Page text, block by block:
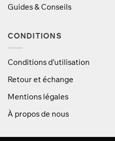
Guides & Conseils
CONDITIONS
Conditions d’utilisation
Retour et échange
Mentions légales
À propos de nous